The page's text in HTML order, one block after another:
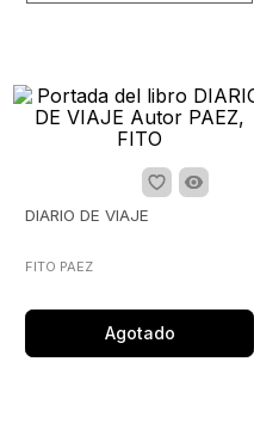
DIARIO DE VIAJE
FITO PAEZ
Agotado